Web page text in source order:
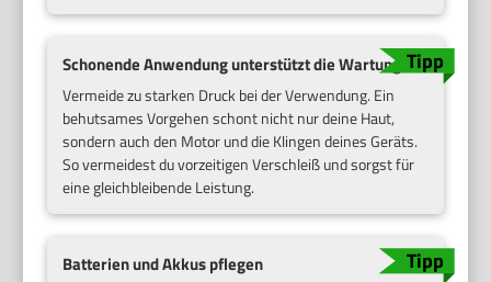
Schonende Anwendung unterstützt die Wartung
Vermeide zu starken Druck bei der Verwendung. Ein
behutsames Vorgehen schont nicht nur deine Haut,
sondern auch den Motor und die Klingen deines Geräts.
So vermeidest du vorzeitigen Verschleiß und sorgst für
eine gleichbleibende Leistung.
Batterien und Akkus pflegen